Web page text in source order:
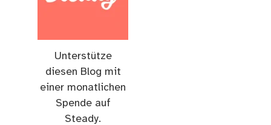
Unterstütze
diesen Blog mit
einer monatlichen
Spende auf
Steady.